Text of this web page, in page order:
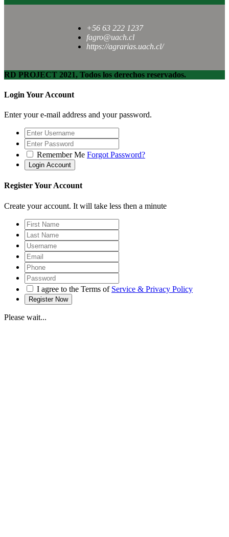
+56 63 222 1237
fagro@uach.cl
https://agrarias.uach.cl/
RD PROJECT 2021, Todos los derechos reservados.
Login Your Account
Enter your e-mail address and your password.
Remember Me Forgot Password?
Register Your Account
Create your account. It will take less then a minute
I agree to the Terms of Service & Privacy Policy
Please wait...